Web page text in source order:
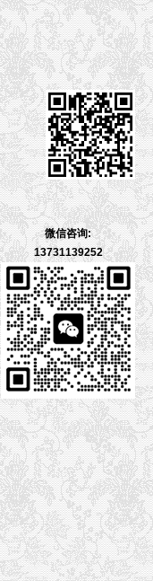
微信咨询:
13731139252